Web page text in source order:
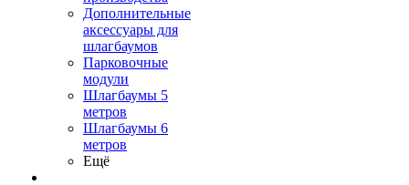
Дополнительные
аксессуары для
шлагбаумов
Парковочные
модули
Шлагбаумы 5
метров
Шлагбаумы 6
метров
Ещё